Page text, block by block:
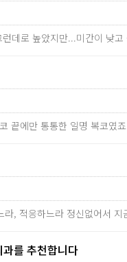
데로 높았지만...미간이 낮
끝에만 통통한 일명 복코
, 적응하느라 정신없어서
를 추천합니다